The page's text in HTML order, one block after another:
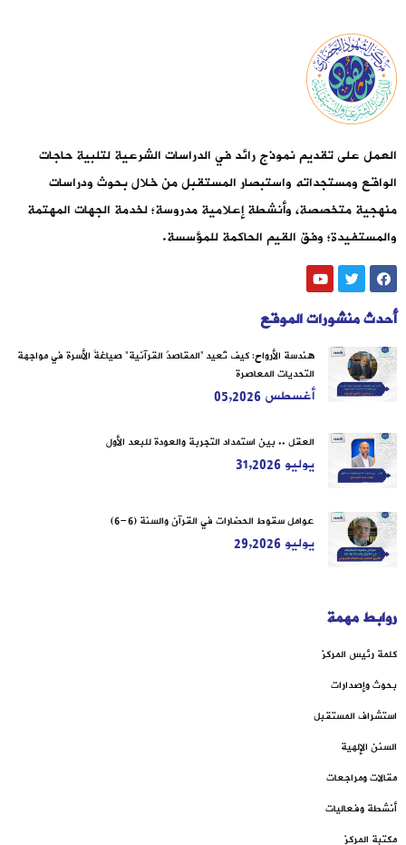
العمل على تقديم نموذج رائد في الدراسات الشرعية لتلبية حاجات
الواقع ومستجداته واستبصار المستقبل من خلال بحوث ودراسات
منهجية متخصصة، وأنشطة إعلامية مدروسة؛ لخدمة الجهات المهتمة
والمستفيدة؛ وفق القيم الحاكمة للمؤسسة.
أحدث منشورات الموقع
هندسة الأرواح: كيف تُعيد “المقاصدُ القرآنية” صياغةَ الأسرة في مواجهة
التحديات المعاصرة
أغسطس 05,2026
العقل .. بين استمداد التجربة والعودة للبعد الأول
يوليو 31,2026
عوامل سقوط الحضارات في القرآن والسنة (6-6)
يوليو 29,2026
روابط مهمة
كلمة رئيس المركز
بحوث وإصدارات
استشراف المستقبل
السنن الإلهية
مقالات ومراجعات
أنشطة وفعاليات
مكتبة المركز